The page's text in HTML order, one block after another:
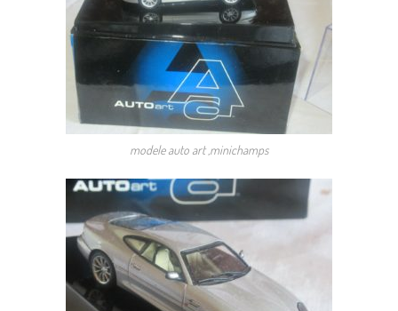
modele auto art ,minichamps